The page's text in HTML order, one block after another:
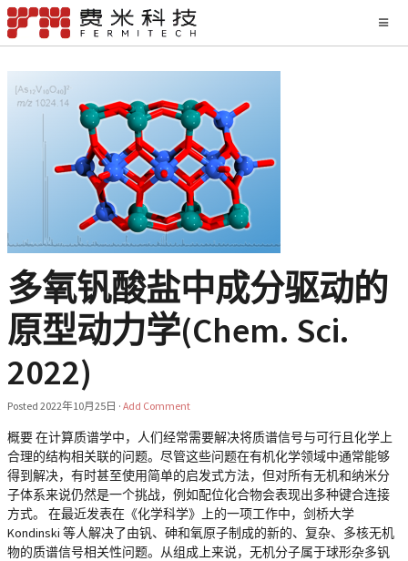
多氧钒酸盐中成分驱动的
原型动力学(Chem. Sci.
2022)
Posted 2022年10月25日 · Add Comment
概要 在计算质谱学中，人们经常需要解决将质谱信号与可行且化学上
合理的结构相关联的问题。尽管这些问题在有机化学领域中通常能够
得到解决，有时甚至使用简单的启发式方法，但对所有无机和纳米分
子体系来说仍然是一个挑战，例如配位化合物会表现出多种键合连接
方式。 在最近发表在《化学科学》上的一项工作中，剑桥大学
Kondinski 等人解决了由钒、砷和氧原子制成的新的、复杂、多核无机
物的质谱信号相关性问题。从组成上来说，无机分子属于球形杂多钒